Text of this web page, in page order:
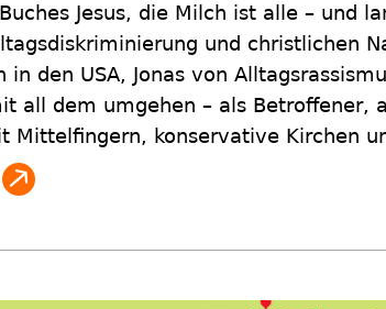
Jesus, die Milch ist alle – und
und christlichen
in den USA, Jonas von
all dem umgehen – als Betroffener,
Mittelfingern, konservative Kirchen